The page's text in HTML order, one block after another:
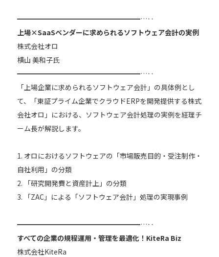
━━━━━━━━━━━━━━━━━━…‥
上場×SaaSベンダーに求められるソフトウェア会計の実例
株式会社オロ
横山 美和子氏
━━━━━━━━━━━━━━━━━━…‥
「上場企業に求められるソフトウェア会計」の具体例とし
て、「東証プライム企業でクラウドERPを開発提供する株式
会社オロ」における、ソフトウェア会計処理の実例を経理チ
ーム長が解説します。
1. オロにおけるソフトウェアの「市場販売目的・受注制作・
自社利用」の分類
2. 「研究開発費と資産計上」の分類
3. 「ZAC」による「ソフトウェア会計」処理の実現事例
━━━━━━━━━━━━━━━━━━…‥
すべての企業の規程運用・管理を最適化！KiteRa Biz
株式会社KiteRa